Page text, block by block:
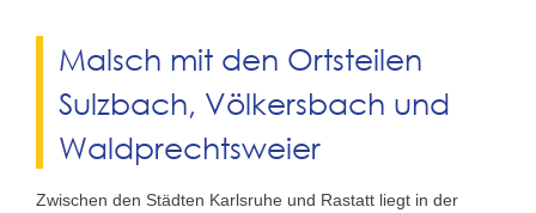
Malsch mit den Ortsteilen
Sulzbach, Völkersbach und
Waldprechtsweier
Zwischen den Städten Karlsruhe und Rastatt liegt in der